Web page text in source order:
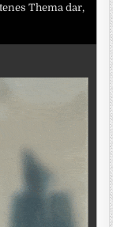
Thema dar,